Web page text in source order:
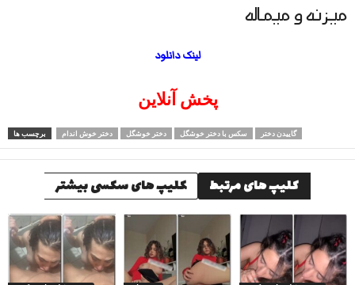
میزنه و میماله
لینک دانلود
پخش آنلاین
برچسب ها دختر خوش اندام دختر خوشگل سکس با دختر خوشگل گاییدن دختر
کلیپ های مرتبط کلیپ های سکسی بیشتر